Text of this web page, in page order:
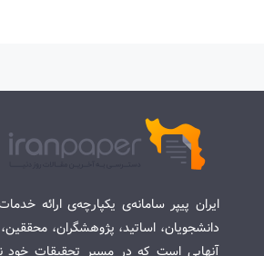
ایران پیپر سامانه‌ی یکپارچه‌ی ارائه
دانشجویان، اساتید، پژوهشگران،
آنهایی است که در مسیر تحقیقات خود